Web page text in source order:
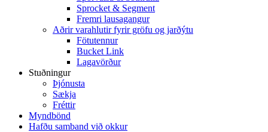
Sprocket & Segment
Fremri lausagangur
Aðrir varahlutir fyrir gröfu og jarðýtu
Fötutennur
Bucket Link
Lagavörður
Stuðningur
Þjónusta
Sækja
Fréttir
Myndbönd
Hafðu samband við okkur